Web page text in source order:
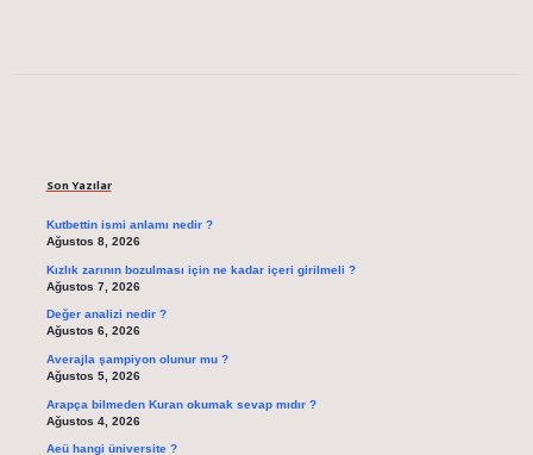
Son Yazılar
Kutbettin ismi anlamı nedir ?
Ağustos 8, 2026
Kızlık zarının bozulması için ne kadar içeri girilmeli ?
Ağustos 7, 2026
Değer analizi nedir ?
Ağustos 6, 2026
Averajla şampiyon olunur mu ?
Ağustos 5, 2026
Arapça bilmeden Kuran okumak sevap mıdır ?
Ağustos 4, 2026
Aeü hangi üniversite ?